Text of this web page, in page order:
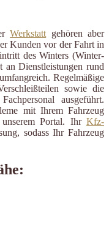
Werkstatt gehören aber
Kunden vor der Fahrt in
des Winters (Winter-
an Dienstleistungen rund
Regelmäßige
sowie die
ausgeführt.
mit Ihrem Fahrzeug
Portal. Ihr Kfz-
sodass Ihr Fahrzeug